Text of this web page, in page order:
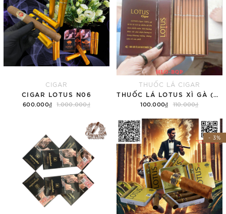
CIGAR
CIGAR LOTUS N06
600.000₫ 1.000.000₫
Thêm vào giỏ hàng
THUỐC LÁ CIGAR
100.000₫ 110.000₫
Thêm vào giỏ hàng
- 3%